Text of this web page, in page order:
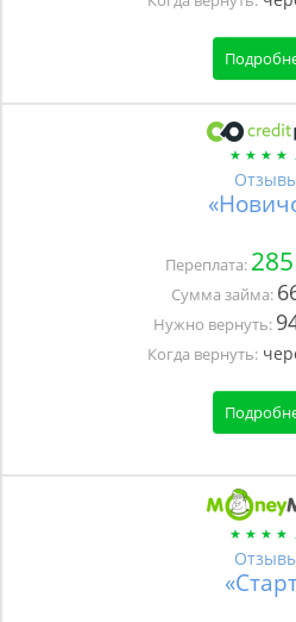
Переплата:
Сумма займа:
Нужно вернуть:
Когда вернуть: